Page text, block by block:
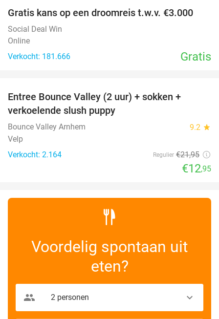
Gratis kans op een droomreis t.w.v. €3.000
Social Deal Win
Online
Verkocht: 181.666
Gratis
Entree Bounce Valley (2 uur) + sokken +
verkoelende slush puppy
Bounce Valley Arnhem 9.2 star
Velp
Verkocht: 2.164
Regulier €21,95
€12,95
Voordelig spontaan uit
eten?